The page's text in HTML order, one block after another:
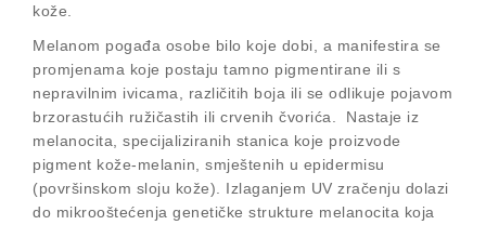
kože.
Melanom pogađa osobe bilo koje dobi, a manifestira se
promjenama koje postaju tamno pigmentirane ili s
nepravilnim ivicama, različitih boja ili se odlikuje pojavom
brzorastućih ružičastih ili crvenih čvorića. Nastaje iz
melanocita, specijaliziranih stanica koje proizvode
pigment kože-melanin, smještenih u epidermisu
(površinskom sloju kože). Izlaganjem UV zračenju dolazi
do mikrooštećenja genetičke strukture melanocita koja